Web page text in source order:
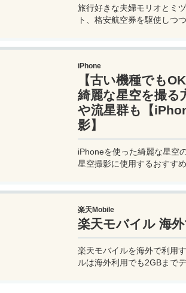
旅行好きな夫婦モリオとミ
ト、格安航空券を駆使しつ
便利な情報、かかった費用
け！夫婦喧嘩あり、ホロッ
中年夫婦の等身大旅行記ブ
iPhone
【古い機種でも
綺麗な星空を撮る
や流星群も【
影】
iPhoneを使った綺麗な星空
星空撮影に使用するおすす
ば流星群の流れ星も撮影可
綺麗な星空撮影をしたいと
よう。
楽天Mobile
楽天モバイル 海
楽天モバイルを海外で利用
ルは海外利用でも2GBまで